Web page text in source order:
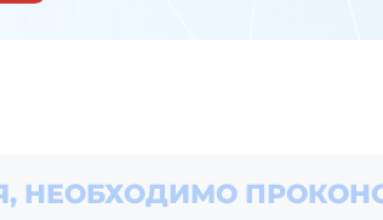
НЕОБХОДИМО